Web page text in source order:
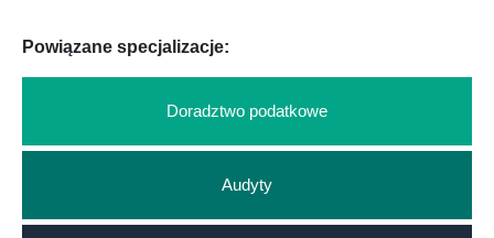
Powiązane specjalizacje:
Doradztwo podatkowe
Audyty